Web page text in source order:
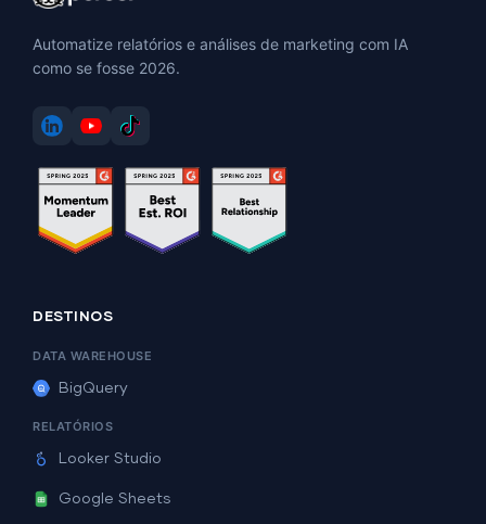
Automatize relatórios e análises de marketing com IA
como se fosse 2026.
DESTINOS
DATA WAREHOUSE
BigQuery
RELATÓRIOS
Looker Studio
Google Sheets